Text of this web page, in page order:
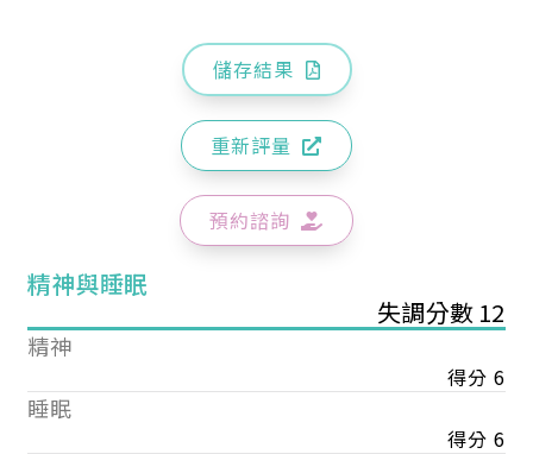
儲存結果
重新評量
預約諮詢
精神與睡眠
失調分數 12
精神
得分 6
睡眠
得分 6